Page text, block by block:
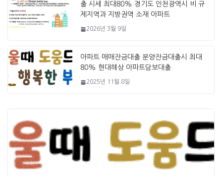
출 시세 최대80% 경기도 인천광역시 비 규
제지역과 지방권역 소재 아파트
2026년 3월 9일
아파트 매매잔금대출 분양잔금대출시 최대
80% 현대해상 아파트담보대출
2025년 11월 8일